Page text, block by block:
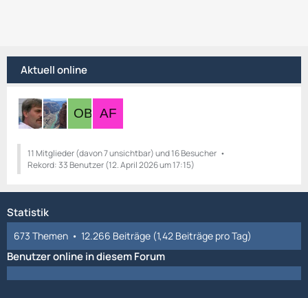
Aktuell online
11 Mitglieder (davon 7 unsichtbar) und 16 Besucher
Rekord: 33 Benutzer (12. April 2026 um 17:15)
Statistik
673 Themen 12.266 Beiträge (1,42 Beiträge pro Tag)
Benutzer online in diesem Forum